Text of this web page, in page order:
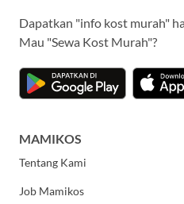
Dapatkan "info kost murah"
Mau "Sewa Kost Murah"?
MAMIKOS
Tentang Kami
Job Mamikos